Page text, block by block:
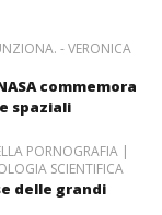
- VERONICA
commemora
spaziali
PORNOGRAFIA |
SCIENTIFICA
delle grandi